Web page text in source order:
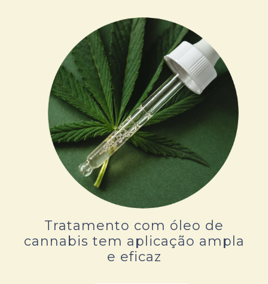
Tratamento com óleo de
cannabis tem aplicação ampla
e eficaz